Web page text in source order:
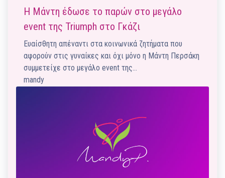
Η Μάντη έδωσε το παρών στο μεγάλο
event της Triumph στο Γκάζι
Ευαίσθητη απέναντι στα κοινωνικά ζητήματα που
αφορούν στις γυναίκες και όχι μόνο η Μάντη Περσάκη
συμμετείχε στο μεγάλο event της…
mandy